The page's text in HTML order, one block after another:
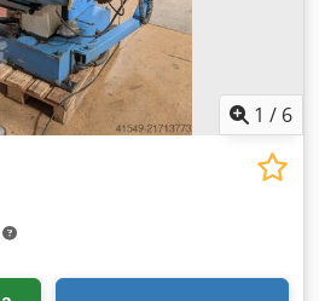
1 / 6